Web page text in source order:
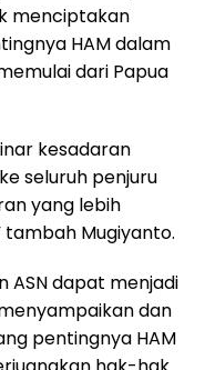
menciptakan
HAM dalam
dari Papua
kesadaran
seluruh penjuru
yang lebih
Mugiyanto.
ASN dapat menjadi
dan
pentingnya HAM